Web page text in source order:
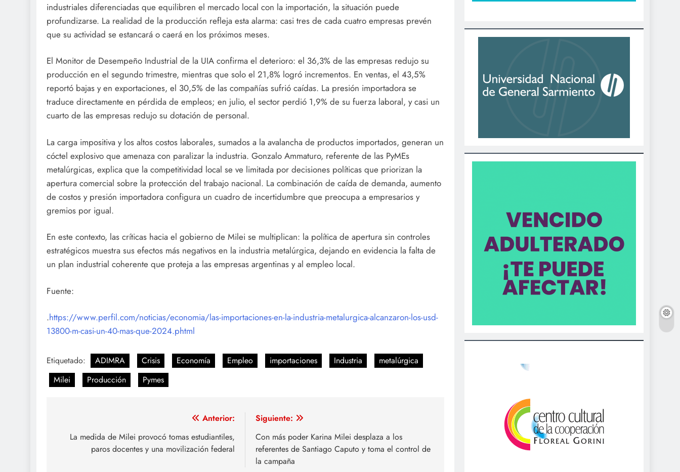
industriales diferenciadas que equilibren el mercado local con la importación, la situación puede
profundizarse. La realidad de la producción refleja esta alarma: casi tres de cada cuatro empresas prevén
que su actividad se estancará o caerá en los próximos meses.
El Monitor de Desempeño Industrial de la UIA confirma el deterioro: el 36,3% de las empresas redujo su
producción en el segundo trimestre, mientras que solo el 21,8% logró incrementos. En ventas, el 43,5%
reportó bajas y en exportaciones, el 30,5% de las compañías sufrió caídas. La presión importadora se
traduce directamente en pérdida de empleos; en julio, el sector perdió 1,9% de su fuerza laboral, y casi un
cuarto de las empresas redujo su dotación de personal.
La carga impositiva y los altos costos laborales, sumados a la avalancha de productos importados, generan un
cóctel explosivo que amenaza con paralizar la industria. Gonzalo Ammaturo, referente de las PyMEs
metalúrgicas, explica que la competitividad local se ve limitada por decisiones políticas que priorizan la
apertura comercial sobre la protección del trabajo nacional. La combinación de caída de demanda, aumento
de costos y presión importadora configura un cuadro de incertidumbre que preocupa a empresarios y
gremios por igual.
En este contexto, las críticas hacia el gobierno de Milei se multiplican: la política de apertura sin controles
estratégicos muestra sus efectos más negativos en la industria metalúrgica, dejando en evidencia la falta de
un plan industrial coherente que proteja a las empresas argentinas y al empleo local.
Fuente:
.https://www.perfil.com/noticias/economia/las-importaciones-en-la-industria-metalurgica-alcanzaron-los-usd-
13800-m-casi-un-40-mas-que-2024.phtml
Etiquetado: ADIMRA Crisis Economía Empleo importaciones Industria
metalúrgica
Milei
Producción Pymes
de
entradas
Anterior:
La medida de Milei provocó tomas estudiantiles,
paros docentes y una movilización federal
Siguiente:
Con más poder Karina Milei desplaza a los
referentes de Santiago Caputo y toma el control de
la campaña